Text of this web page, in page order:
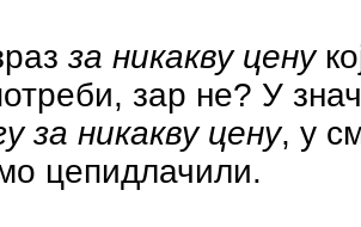
за никакву цену
зар не? У
за никакву цену, у
цепидлачили.